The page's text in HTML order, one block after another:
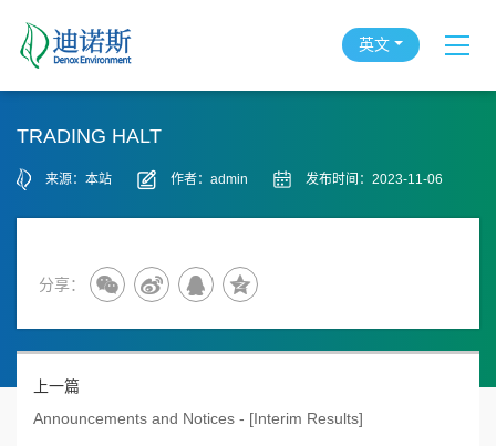
英文
TRADING HALT
来源：本站 作者：admin 发布时间：2023-11-06
分享：
上一篇
Announcements and Notices - [Interim Results]